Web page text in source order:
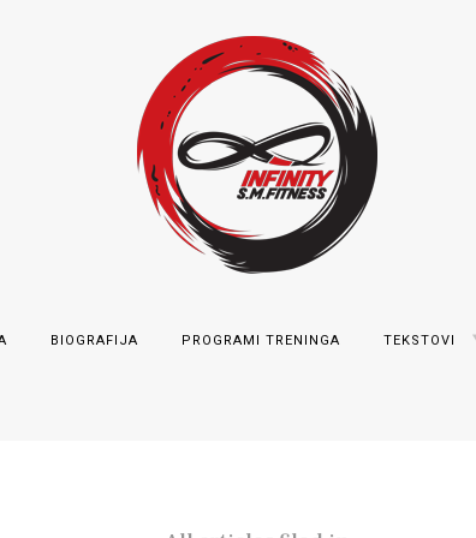
BIOGRAFIJA PROGRAMI TRENINGA TEKSTOVI